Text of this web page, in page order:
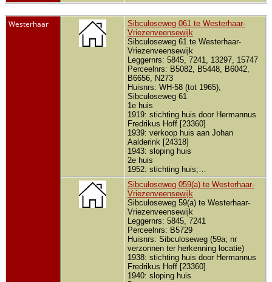
Westerhaar
Sibculoseweg 061 te Westerhaar-
Vriezenveensewijk
Sibculoseweg 61 te Westerhaar-
Vriezenveensewijk
Leggernrs: 5845, 7241, 13297, 15747
Perceelnrs: B5082, B5448, B6042,
B6656, N273
Huisnrs: WH-58 (tot 1965),
Sibculoseweg 61
1e huis
1919: stichting huis door Hermannus
Fredrikus Hoff [23360]
1939: verkoop huis aan Johan
Aalderink [24318]
1943: sloping huis
2e huis
1952: stichting huis;…
Sibculoseweg 059(a) te Westerhaar-
Vriezenveensewijk
Sibculoseweg 59(a) te Westerhaar-
Vriezenveensewijk
Leggernrs: 5845, 7241
Perceelnrs: B5729
Huisnrs: Sibculoseweg (59a; nr
verzonnen ter herkenning locatie)
1938: stichting huis door Hermannus
Fredrikus Hoff [23360]
1940: sloping huis